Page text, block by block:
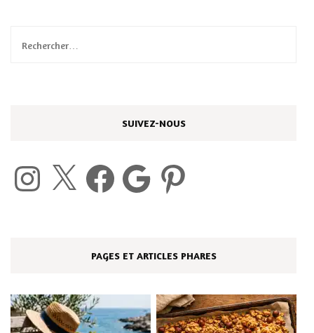
Rechercher :
SUIVEZ-NOUS
Instagram Facebook Google Pinterest
PAGES ET ARTICLES PHARES